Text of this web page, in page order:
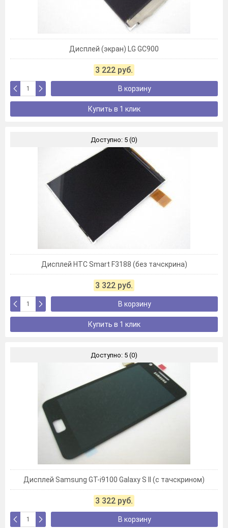
Дисплей (экран) LG GC900
3 222 руб.
В корзину
Купить в 1 клик
Доступно: 5 (0)
Дисплей HTC Smart F3188 (без тачскрина)
3 322 руб.
В корзину
Купить в 1 клик
Доступно: 5 (0)
Дисплей Samsung GT-i9100 Galaxy S II (с тачскрином)
3 322 руб.
В корзину